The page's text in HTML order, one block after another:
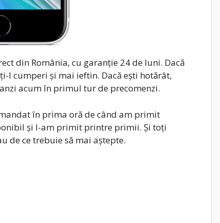
din România, cu garanție 24 de luni. Dacă
l cumperi și mai ieftin. Dacă ești hotărât,
acum în primul tur de precomenzi.
în prima oră de când am primit
și l-am primit printre primii. Și toți
de ce trebuie să mai aștepte.